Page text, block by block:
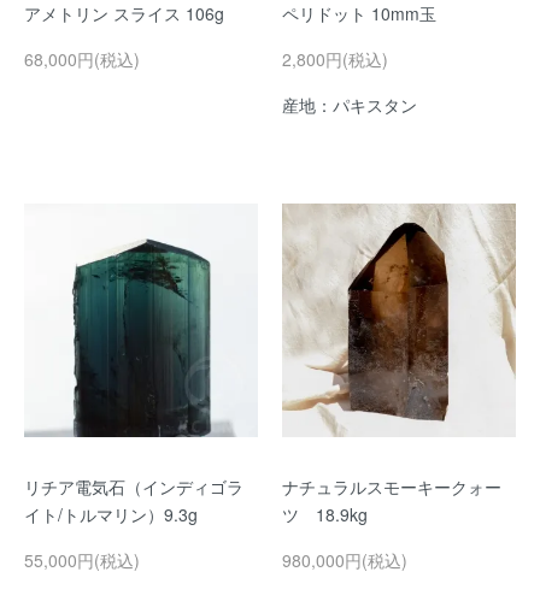
アメトリン スライス 106g
68,000円(税込)
ペリドット 10mm玉
2,800円(税込)
産地：パキスタン
リチア電気石（インディゴラ
イト/トルマリン）9.3g
55,000円(税込)
ナチュラルスモーキークォー
ツ 18.9kg
980,000円(税込)